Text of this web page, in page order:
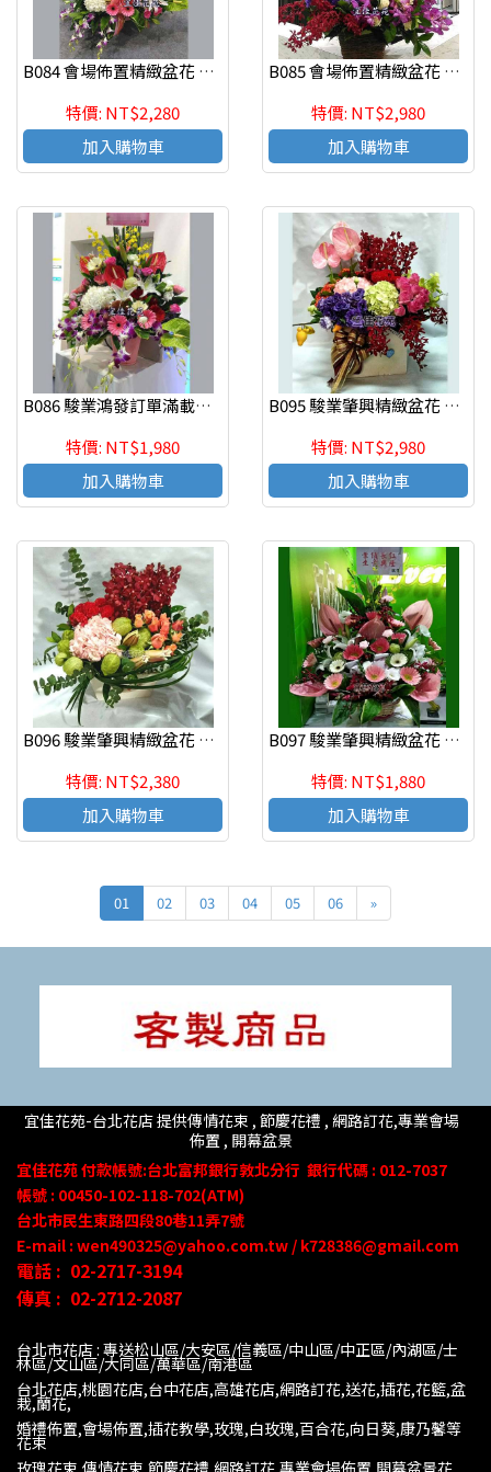
B084 會場佈置精緻盆花 慶祝榮陞、開幕喬遷、參展成功
特價: NT$2,280
加入購物車
B085 會場佈置精緻盆花 慶祝榮陞、開幕喬遷、參展成功
特價: NT$2,980
加入購物車
B086 駿業鴻發訂單滿載精緻盆花 慶祝榮陞、開幕喬遷、參展成功
特價: NT$1,980
加入購物車
B095 駿業肇興精緻盆花 慶祝榮陞、開幕喬遷、參展成功
特價: NT$2,980
加入購物車
B096 駿業肇興精緻盆花 慶祝榮陞、開幕喬遷、參展成功
特價: NT$2,380
加入購物車
B097 駿業肇興精緻盆花 慶祝榮陞、開幕喬遷、參展成功
特價: NT$1,880
加入購物車
01 02 03 04 05 06 »
宜佳花苑-台北花店 提供傳情花束 , 節慶花禮 , 網路訂花,專業會場
佈置 , 開幕盆景
宜佳花苑付款帳號:台北富邦銀行敦北分行 銀行代碼 : 012-7037
帳號 : 00450-102-118-702(ATM)
台北市民生東路四段80巷11弄7號
E-mail : wen490325@yahoo.com.tw / k728386@gmail.com
電話 : 02-2717-3194
傳真 : 02-2712-2087
台北市花店 : 專送松山區/大安區/信義區/中山區/中正區/內湖區/士
林區/文山區/大同區/萬華區/南港區
台北花店,桃園花店,台中花店,高雄花店,網路訂花,送花,插花,花籃,盆
栽,蘭花,
婚禮佈置,會場佈置,插花教學,玫瑰,白玫瑰,百合花,向日葵,康乃馨等
花束